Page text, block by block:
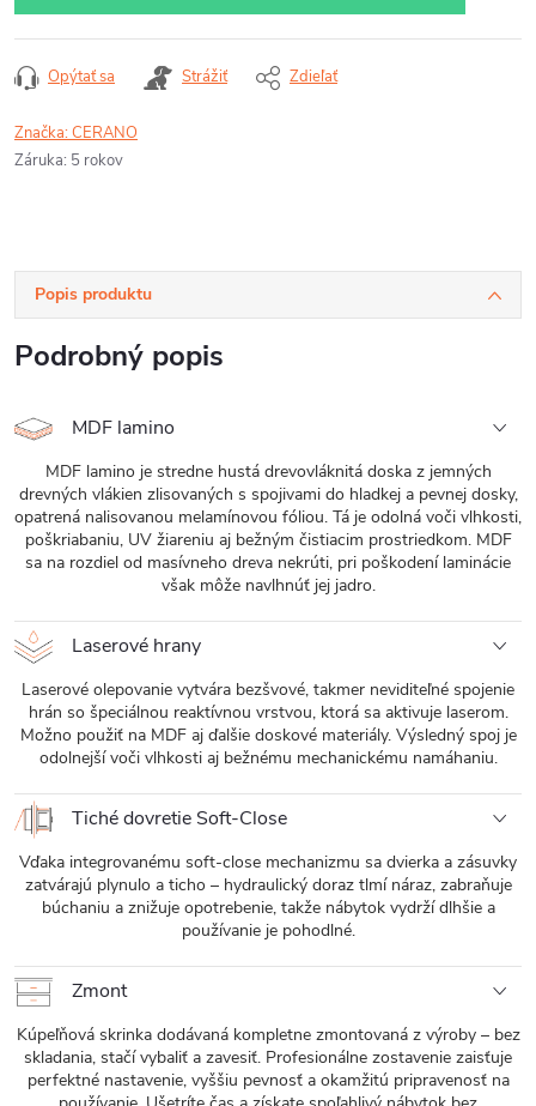
Opýtať sa Strážiť Zdieľať
Značka:CERANO
Záruka: 5 rokov
Popis produktu
Podrobný popis
MDF lamino
MDF lamino je stredne hustá drevovláknitá doska z jemných
drevných vlákien zlisovaných s spojivami do hladkej a pevnej dosky,
opatrená nalisovanou melamínovou fóliou. Tá je odolná voči vlhkosti,
poškriabaniu, UV žiareniu aj bežným čistiacim prostriedkom. MDF
sa na rozdiel od masívneho dreva nekrúti, pri poškodení laminácie
však môže navlhnúť jej jadro.
Laserové hrany
Laserové olepovanie vytvára bezšvové, takmer neviditeľné spojenie
hrán so špeciálnou reaktívnou vrstvou, ktorá sa aktivuje laserom.
Možno použiť na MDF aj ďalšie doskové materiály. Výsledný spoj je
odolnejší voči vlhkosti aj bežnému mechanickému namáhaniu.
Tiché dovretie Soft-Close
Vďaka integrovanému soft-close mechanizmu sa dvierka a zásuvky
zatvárajú plynulo a ticho – hydraulický doraz tlmí náraz, zabraňuje
búchaniu a znižuje opotrebenie, takže nábytok vydrží dlhšie a
používanie je pohodlné.
Zmont
Kúpeľňová skrinka dodávaná kompletne zmontovaná z výroby – bez
skladania, stačí vybaliť a zavesiť. Profesionálne zostavenie zaisťuje
perfektné nastavenie, vyššiu pevnosť a okamžitú pripravenosť na